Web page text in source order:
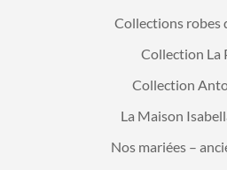
Collections robes
Collection La
Collection
La Maison
Nos mariées –